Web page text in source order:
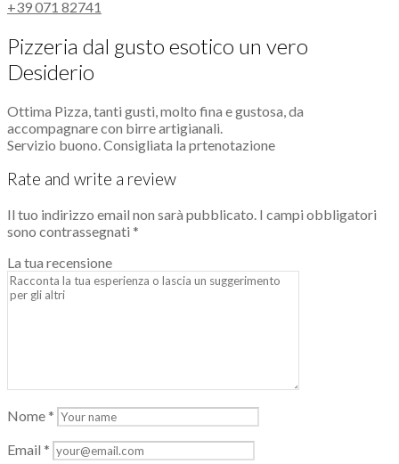
+39 071 82741
Pizzeria dal gusto esotico un vero
Desiderio
Ottima Pizza, tanti gusti, molto fina e gustosa, da
accompagnare con birre artigianali.
Servizio buono. Consigliata la prtenotazione
Rate and write a review
Il tuo indirizzo email non sarà pubblicato. I campi obbligatori
sono contrassegnati *
La tua recensione
Nome*
Email *